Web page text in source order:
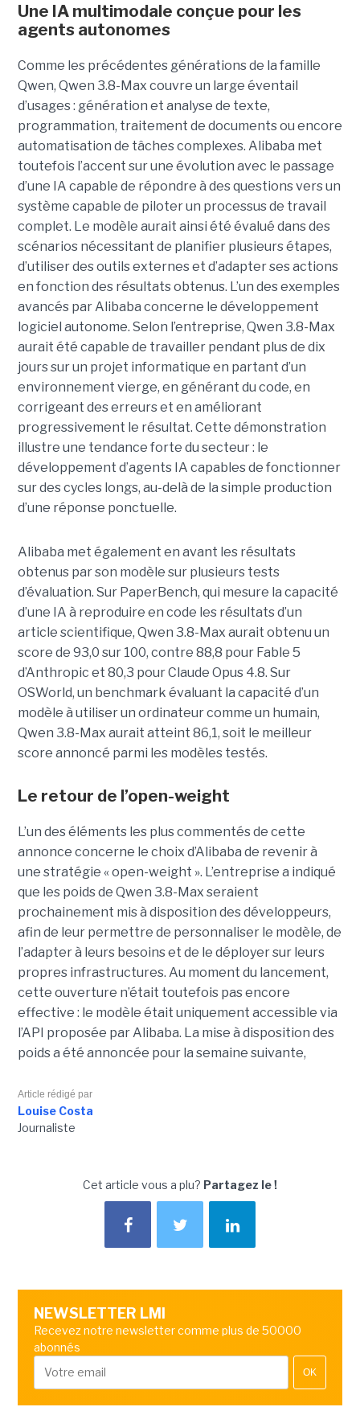
Une IA multimodale conçue pour les
agents autonomes
Comme les précédentes générations de la famille
Qwen, Qwen 3.8-Max couvre un large éventail
d’usages : génération et analyse de texte,
programmation, traitement de documents ou encore
automatisation de tâches complexes. Alibaba met
toutefois l’accent sur une évolution avec le passage
d’une IA capable de répondre à des questions vers un
système capable de piloter un processus de travail
complet. Le modèle aurait ainsi été évalué dans des
scénarios nécessitant de planifier plusieurs étapes,
d’utiliser des outils externes et d’adapter ses actions
en fonction des résultats obtenus. L’un des exemples
avancés par Alibaba concerne le développement
logiciel autonome. Selon l’entreprise, Qwen 3.8-Max
aurait été capable de travailler pendant plus de dix
jours sur un projet informatique en partant d’un
environnement vierge, en générant du code, en
corrigeant des erreurs et en améliorant
progressivement le résultat. Cette démonstration
illustre une tendance forte du secteur : le
développement d’agents IA capables de fonctionner
sur des cycles longs, au-delà de la simple production
d’une réponse ponctuelle.
Alibaba met également en avant les résultats
obtenus par son modèle sur plusieurs tests
d’évaluation. Sur PaperBench, qui mesure la capacité
d’une IA à reproduire en code les résultats d’un
article scientifique, Qwen 3.8-Max aurait obtenu un
score de 93,0 sur 100, contre 88,8 pour Fable 5
d’Anthropic et 80,3 pour Claude Opus 4.8. Sur
OSWorld, un benchmark évaluant la capacité d’un
modèle à utiliser un ordinateur comme un humain,
Qwen 3.8-Max aurait atteint 86,1, soit le meilleur
score annoncé parmi les modèles testés.
Le retour de l’open-weight
L’un des éléments les plus commentés de cette
annonce concerne le choix d’Alibaba de revenir à
une stratégie « open-weight ». L’entreprise a indiqué
que les poids de Qwen 3.8-Max seraient
prochainement mis à disposition des développeurs,
afin de leur permettre de personnaliser le modèle, de
l’adapter à leurs besoins et de le déployer sur leurs
propres infrastructures. Au moment du lancement,
cette ouverture n’était toutefois pas encore
effective : le modèle était uniquement accessible via
l’API proposée par Alibaba. La mise à disposition des
poids a été annoncée pour la semaine suivante,
Article rédigé par
Louise Costa
Journaliste
Cet article vous a plu? Partagez le !
NEWSLETTER LMI
Recevez notre newsletter comme plus de 50000
abonnés
OK